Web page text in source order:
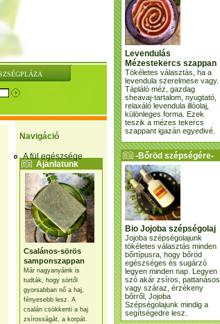
Navigáció
A fül egészsége
Ajánlatunk
Csalános-sörös
samponszappan
Már nagyanyáink is
tudták, hogy sörtől
gyorsabban nő a haj,
fényesebb lesz. A
csalán csökkenti a haj
zsírosságát, a korpát.
Levendulás
Mézestekercs szappan
Tökéletes választás, ha a
levendula szerelmese vagy.
Tápláló méz, gazdag
sheavaj-tartalom, nyugtató,
relaxáló levendula illóolaj,
különleges forma. Ezek
teszik a mézes tekercs
szappant igazán egyedivé.
-Bőröd szépségére-
Bio Jojoba szépségolaj
Jojoba szépségolajunk
tökéletes választás minden
bőrtípusra, hogy bőröd
egészséges és sugárzó
legyen minden nap. Legyen
szó akár zsíros, pattanásos
vagy száraz, érzékeny
bőrről, Jojoba
Szépségolajunk mindig a
segítségedre lesz.